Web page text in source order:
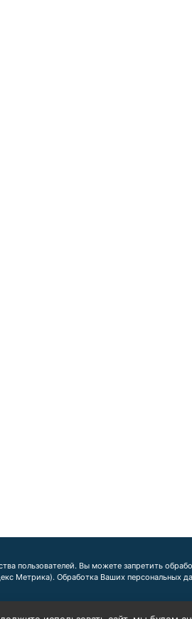
пользователей. Вы можете запретить
Метрика). Обработка Ваших персональных